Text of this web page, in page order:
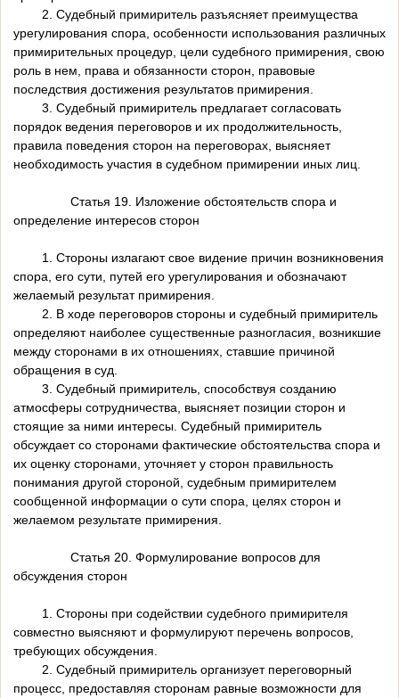
2. Судебный примиритель разъясняет преимущества
урегулирования спора, особенности использования различных
примирительных процедур, цели судебного примирения, свою
роль в нем, права и обязанности сторон, правовые
последствия достижения результатов примирения.
3. Судебный примиритель предлагает согласовать
порядок ведения переговоров и их продолжительность,
правила поведения сторон на переговорах, выясняет
необходимость участия в судебном примирении иных лиц.
Статья 19. Изложение обстоятельств спора и
определение интересов сторон
1. Стороны излагают свое видение причин возникновения
спора, его сути, путей его урегулирования и обозначают
желаемый результат примирения.
2. В ходе переговоров стороны и судебный примиритель
определяют наиболее существенные разногласия, возникшие
между сторонами в их отношениях, ставшие причиной
обращения в суд.
3. Судебный примиритель, способствуя созданию
атмосферы сотрудничества, выясняет позиции сторон и
стоящие за ними интересы. Судебный примиритель
обсуждает со сторонами фактические обстоятельства спора и
их оценку сторонами, уточняет у сторон правильность
понимания другой стороной, судебным примирителем
сообщенной информации о сути спора, целях сторон и
желаемом результате примирения.
Статья 20. Формулирование вопросов для
обсуждения сторон
1. Стороны при содействии судебного примирителя
совместно выясняют и формулируют перечень вопросов,
требующих обсуждения.
2. Судебный примиритель организует переговорный
процесс, предоставляя сторонам равные возможности для